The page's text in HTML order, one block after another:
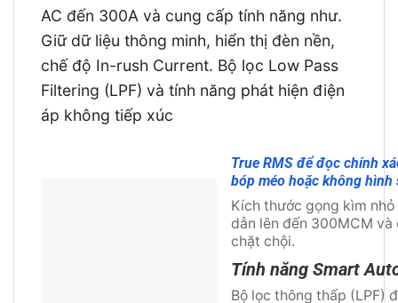
AC đến 300A và cung cấp tính năng như.
Giữ dữ liệu thông minh, hiển thị đèn nền,
chế độ In-rush Current. Bộ lọc Low Pass
Filtering (LPF) và tính năng phát hiện điện
áp không tiếp xúc
True RMS để đọc chính
bóp méo hoặc không hình
Kích thước gọng kìm
dẫn lên đến 300MCM
chặt chội.
Tính năng Smart
Bộ lọc thông thấp (LPF)